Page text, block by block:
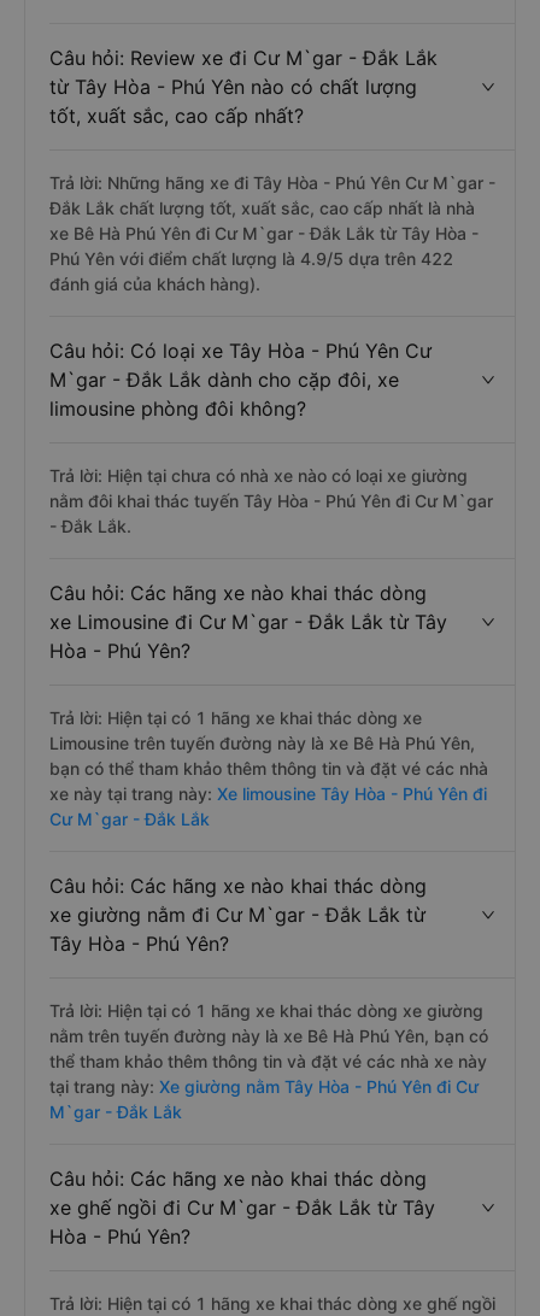
Câu hỏi: Review xe đi Cư M`gar - Đắk Lắk
từ Tây Hòa - Phú Yên nào có chất lượng
tốt, xuất sắc, cao cấp nhất?
Trả lời: Những hãng xe đi Tây Hòa - Phú Yên Cư M`gar -
Đắk Lắk chất lượng tốt, xuất sắc, cao cấp nhất là nhà
xe Bê Hà Phú Yên đi Cư M`gar - Đắk Lắk từ Tây Hòa -
Phú Yên với điểm chất lượng là 4.9/5 dựa trên 422
đánh giá của khách hàng).
Câu hỏi: Có loại xe Tây Hòa - Phú Yên Cư
M`gar - Đắk Lắk dành cho cặp đôi, xe
limousine phòng đôi không?
Trả lời: Hiện tại chưa có nhà xe nào có loại xe giường
nằm đôi khai thác tuyến Tây Hòa - Phú Yên đi Cư M`gar
- Đắk Lắk.
Câu hỏi: Các hãng xe nào khai thác dòng
xe Limousine đi Cư M`gar - Đắk Lắk từ Tây
Hòa - Phú Yên?
Trả lời: Hiện tại có 1 hãng xe khai thác dòng xe
Limousine trên tuyến đường này là xe Bê Hà Phú Yên,
bạn có thể tham khảo thêm thông tin và đặt vé các nhà
xe này tại trang này: Xe limousine Tây Hòa - Phú Yên đi
Cư M`gar - Đắk Lắk
Câu hỏi: Các hãng xe nào khai thác dòng
xe giường nằm đi Cư M`gar - Đắk Lắk từ
Tây Hòa - Phú Yên?
Trả lời: Hiện tại có 1 hãng xe khai thác dòng xe giường
nằm trên tuyến đường này là xe Bê Hà Phú Yên, bạn có
thể tham khảo thêm thông tin và đặt vé các nhà xe này
tại trang này: Xe giường nằm Tây Hòa - Phú Yên đi Cư
M`gar - Đắk Lắk
Câu hỏi: Các hãng xe nào khai thác dòng
xe ghế ngồi đi Cư M`gar - Đắk Lắk từ Tây
Hòa - Phú Yên?
Trả lời: Hiện tại có 1 hãng xe khai thác dòng xe ghế ngồi